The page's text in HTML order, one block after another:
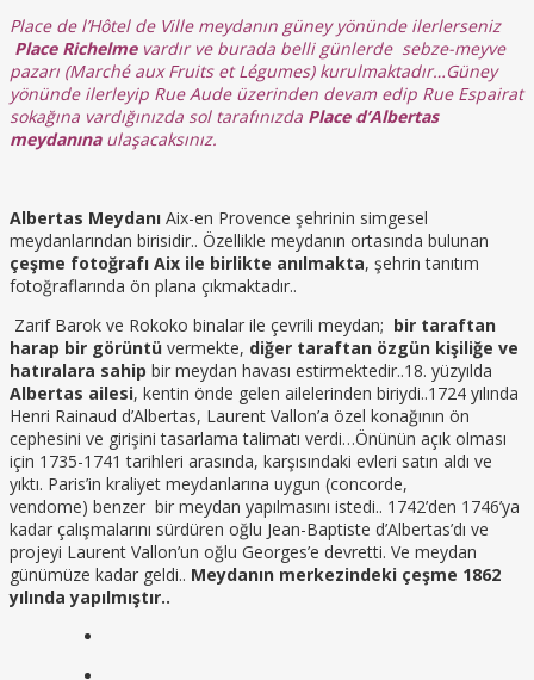
Place de l’Hôtel de Ville meydanın güney yönünde ilerlerseniz
Place Richelmevardır ve burada belli günlerde sebze-meyve
pazarı (Marché aux Fruits et Légumes) kurulmaktadır…Güney
yönünde ilerleyip Rue Aude üzerinden devam edip Rue Espairat
sokağına vardığınızda sol tarafınızda Place d’Albertas
meydanınaulaşacaksınız.
Albertas Meydanı Aix-en Provence şehrinin simgesel
meydanlarından birisidir.. Özellikle meydanın ortasında bulunan
çeşme fotoğrafı Aix ile birlikte anılmakta, şehrin tanıtım
fotoğraflarında ön plana çıkmaktadır..
Zarif Barok ve Rokoko binalar ile çevrili meydan; bir taraftan
harap bir görüntü vermekte, diğer taraftan özgün kişiliğe ve
hatıralara sahip bir meydan havası estirmektedir..18. yüzyılda
Albertas ailesi, kentin önde gelen ailelerinden biriydi..1724 yılında
Henri Rainaud d’Albertas, Laurent Vallon’a özel konağının ön
cephesini ve girişini tasarlama talimatı verdi…Önünün açık olması
için 1735-1741 tarihleri arasında, karşısındaki evleri satın aldı ve
yıktı. Paris’in kraliyet meydanlarına uygun (concorde,
vendome) benzer bir meydan yapılmasını istedi.. 1742’den 1746’ya
kadar çalışmalarını sürdüren oğlu Jean-Baptiste d’Albertas’dı ve
projeyi Laurent Vallon’un oğlu Georges’e devretti. Ve meydan
günümüze kadar geldi.. Meydanın merkezindeki çeşme 1862
yılında yapılmıştır..